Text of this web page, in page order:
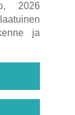
2026
ja